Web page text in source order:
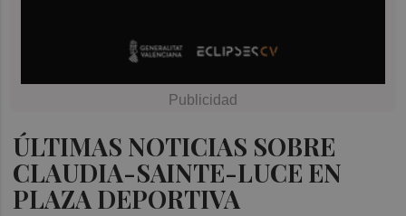
ÚLTIMAS NOTICIAS SOBRE
CLAUDIA-SAINTE-LUCE EN
PLAZA DEPORTIVA